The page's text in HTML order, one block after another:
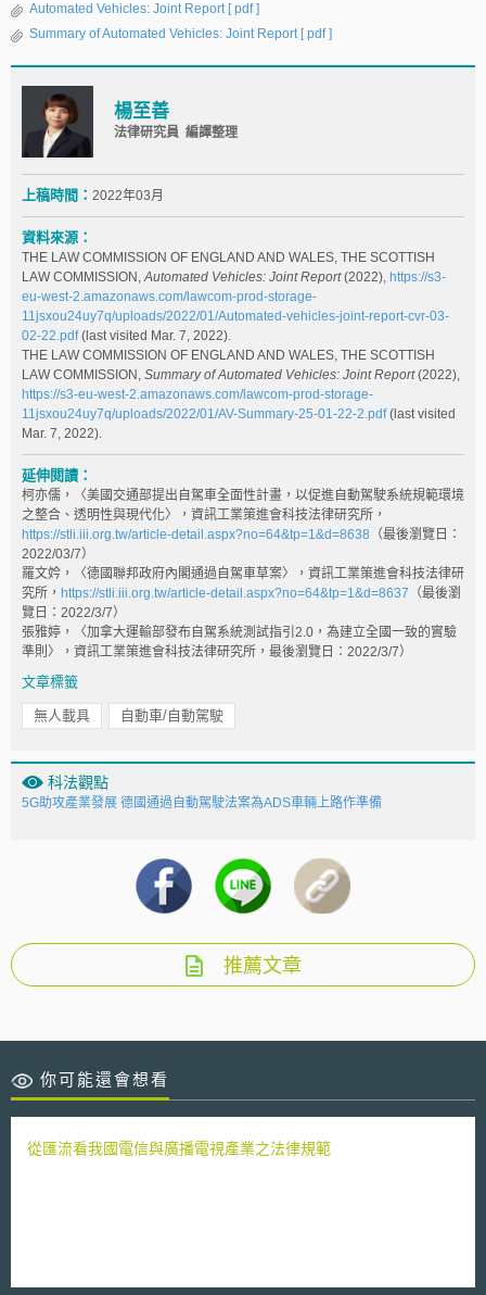
Automated Vehicles: Joint Report [ pdf ]
Summary of Automated Vehicles: Joint Report [ pdf ]
楊至善
法律研究員 編譯整理
上稿時間： 2022年03月
資料來源：
THE LAW COMMISSION OF ENGLAND AND WALES, THE SCOTTISH
LAW COMMISSION,Automated Vehicles: Joint Report(2022), https://s3-
eu-west-2.amazonaws.com/lawcom-prod-storage-
11jsxou24uy7q/uploads/2022/01/Automated-vehicles-joint-report-cvr-03-
02-22.pdf(last visited Mar. 7, 2022).
THE LAW COMMISSION OF ENGLAND AND WALES, THE SCOTTISH
LAW COMMISSION, Summary of Automated Vehicles: Joint Report(2022),
https://s3-eu-west-2.amazonaws.com/lawcom-prod-storage-
11jsxou24uy7q/uploads/2022/01/AV-Summary-25-01-22-2.pdf(last visited
Mar. 7, 2022).
延伸閱讀：
柯亦儒，〈美國交通部提出自駕車全面性計畫，以促進自動駕駛系統規範環境
之整合、透明性與現代化〉，資訊工業策進會科技法律研究所，
https://stli.iii.org.tw/article-detail.aspx?no=64&tp=1&d=8638 （最後瀏覽日：
2022/03/7）
羅文妗，〈德國聯邦政府內閣通過自駕車草案〉，資訊工業策進會科技法律研
究所， https://stli.iii.org.tw/article-detail.aspx?no=64&tp=1&d=8637 （最後瀏
覽日：2022/3/7）
張雅婷，〈加拿大運輸部發布自駕系統測試指引2.0，為建立全國一致的實驗
準則〉，資訊工業策進會科技法律研究所，最後瀏覽日：2022/3/7）
文章標籤
無人載具 自動車/自動駕駛
科法觀點
5G助攻產業發展 德國通過自動駕駛法案為ADS車輛上路作準備
推薦文章
你可能還會想看
從匯流看我國電信與廣播電視產業之法律規範